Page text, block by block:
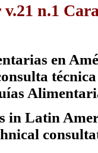
n.1
en
in Latin